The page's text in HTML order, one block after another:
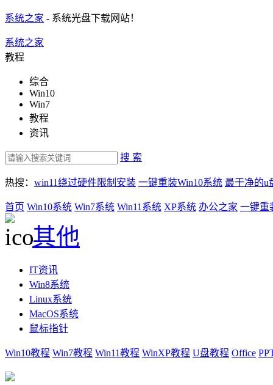
系统之家 - 系统光盘下载网站！
系统之家
教程
综合
Win10
Win7
教程
资讯
搜 索
热搜： win11绕过硬件限制安装 一键重装Win10系统 最干净的u
首页 Win10系统 Win7系统 Win11系统 XP系统 办公之家 一键重
其他
IT资讯
Win8系统
Linux系统
MacOS系统
鼠标指针
Win10教程 Win7教程 Win11教程 WinXP教程 U盘教程 Office